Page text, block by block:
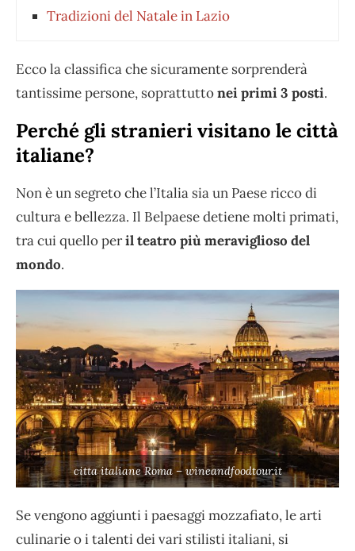
Tradizioni del Natale in Lazio
Ecco la classifica che sicuramente sorprenderà
tantissime persone, soprattuttonei primi 3 posti.
Perché gli stranieri visitano le città
italiane?
Non è un segreto che l’Italia sia un Paese ricco di
cultura e bellezza. Il Belpaese detiene molti primati,
tra cui quello peril teatro più meraviglioso del
mondo.
citta italiane Roma – wineandfoodtour.it
Se vengono aggiunti i paesaggi mozzafiato, le arti
culinarie o i talenti dei vari stilisti italiani, si